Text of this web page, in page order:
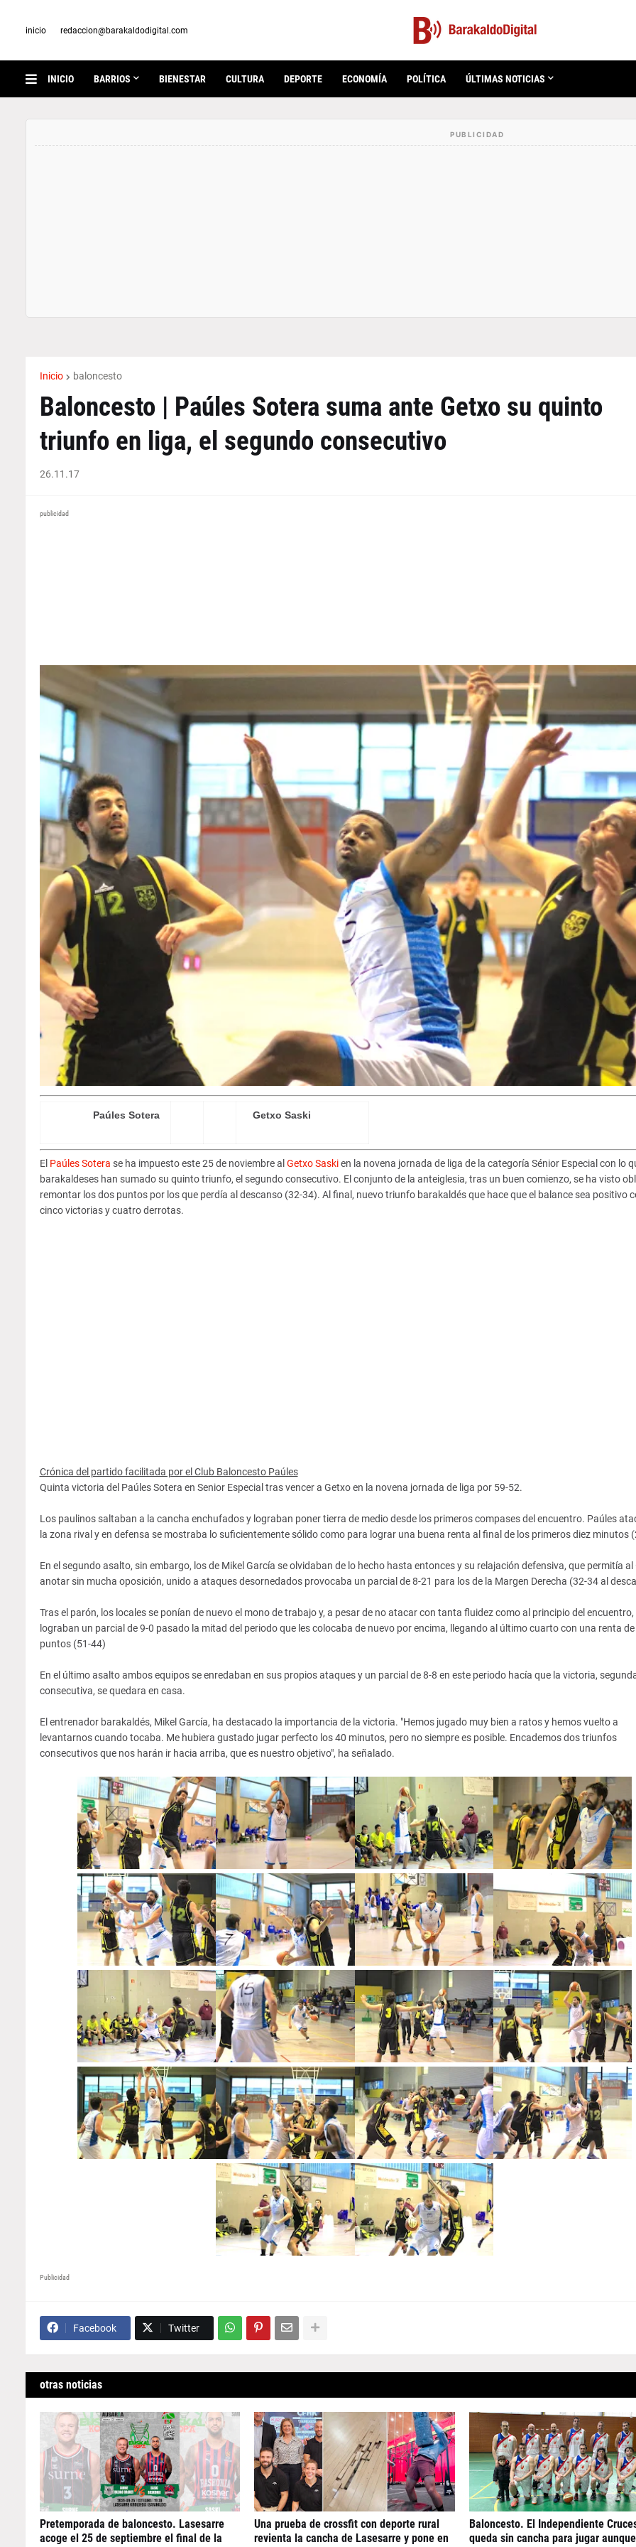
inicio redaccion@barakaldodigital.com
INICIO BARRIOS BIENESTAR CULTURA DEPORTE ECONOMÍA POLÍTICA ÚLTIMAS NOTICIAS
Inicio baloncesto
Baloncesto | Paúles Sotera suma ante Getxo su quinto
triunfo en liga, el segundo consecutivo
26.11.17
publicidad
Paúles Sotera Getxo Saski
El Paúles Sotera se ha impuesto este 25 de noviembre al Getxo Saskien la novena jornada de liga de la categoría Sénior Especial con lo
barakaldeses han sumado su quinto triunfo, el segundo consecutivo. El conjunto de la anteiglesia, tras un buen comienzo, se ha visto
remontar los dos puntos por los que perdía al descanso (32-34). Al final, nuevo triunfo barakaldés que hace que el balance sea positivo
cinco victorias y cuatro derrotas.
Crónica del partido facilitada por el Club Baloncesto Paúles
Quinta victoria del Paúles Sotera en Senior Especial tras vencer a Getxo en la novena jornada de liga por 59-52.
Los paulinos saltaban a la cancha enchufados y lograban poner tierra de medio desde los primeros compases del encuentro. Paúles
la zona rival y en defensa se mostraba lo suficientemente sólido como para lograr una buena renta al final de los primeros diez minutos
En el segundo asalto, sin embargo, los de Mikel García se olvidaban de lo hecho hasta entonces y su relajación defensiva, que permitía al
anotar sin mucha oposición, unido a ataques desornedados provocaba un parcial de 8-21 para los de la Margen Derecha (32-34 al
Tras el parón, los locales se ponían de nuevo el mono de trabajo y, a pesar de no atacar con tanta fluidez como al principio del encuentro,
lograban un parcial de 9-0 pasado la mitad del periodo que les colocaba de nuevo por encima, llegando al último cuarto con una renta de
puntos (51-44)
En el último asalto ambos equipos se enredaban en sus propios ataques y un parcial de 8-8 en este periodo hacía que la victoria,
consecutiva, se quedara en casa.
El entrenador barakaldés, Mikel García, ha destacado la importancia de la victoria. "Hemos jugado muy bien a ratos y hemos vuelto a
levantarnos cuando tocaba. Me hubiera gustado jugar perfecto los 40 minutos, pero no siempre es posible. Encademos dos triunfos
consecutivos que nos harán ir hacia arriba, que es nuestro objetivo", ha señalado.
Publicidad
Facebook Twitter
otras noticias
Pretemporada de baloncesto. Lasesarre
acoge el 25 de septiembre el final de la
Una prueba de crossfit con deporte rural
revienta la cancha de Lasesarre y pone en
Baloncesto. El Independiente
queda sin cancha para jugar